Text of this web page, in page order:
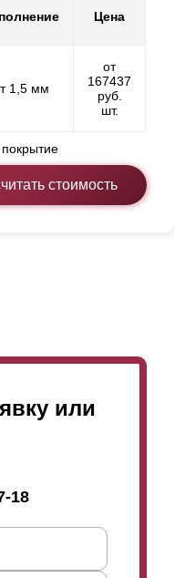
Цена
1,5 мм
от
167437
руб.
шт.
стоимость
или
18